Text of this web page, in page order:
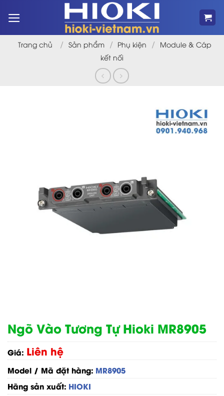
qua
dungTrang chủ / Sản phẩm / Phụ kiện /
Module & Cáp
kết nối
Ngõ Vào Tương Tự Hioki MR8905
Giá: Liên hệ
Model / Mã đặt hàng: MR8905
Hãng sản xuất: HIOKI